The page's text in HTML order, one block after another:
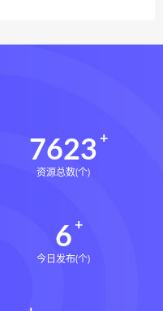
7623
资源总数(个)
6
今日发布(个)